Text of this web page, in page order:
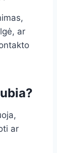
ar
ar